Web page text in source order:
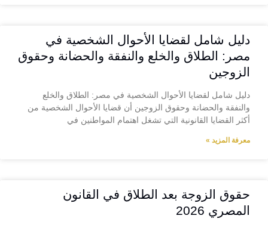
دليل شامل لقضايا الأحوال الشخصية في
مصر: الطلاق والخلع والنفقة والحضانة وحقوق
الزوجين
دليل شامل لقضايا الأحوال الشخصية في مصر: الطلاق والخلع
والنفقة والحضانة وحقوق الزوجين أن قضايا الأحوال الشخصية من
أكثر القضايا القانونية التي تشغل اهتمام المواطنين في
معرفة المزيد »
حقوق الزوجة بعد الطلاق في القانون
المصري 2026